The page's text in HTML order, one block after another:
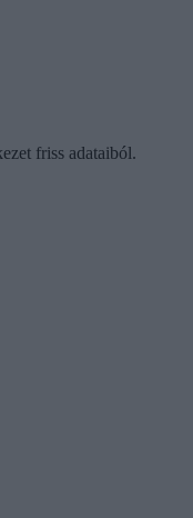
friss adataiból.